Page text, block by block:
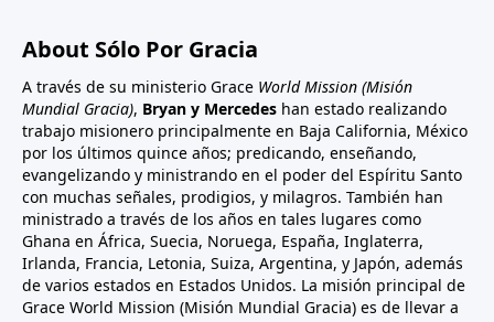
About Sólo Por Gracia
A través de su ministerio Grace World Mission (Misión
Mundial Gracia), Bryan y Mercedes han estado realizando
trabajo misionero principalmente en Baja California, México
por los últimos quince años; predicando, enseñando,
evangelizando y ministrando en el poder del Espíritu Santo
con muchas señales, prodigios, y milagros. También han
ministrado a través de los años en tales lugares como
Ghana en África, Suecia, Noruega, España, Inglaterra,
Irlanda, Francia, Letonia, Suiza, Argentina, y Japón, además
de varios estados en Estados Unidos. La misión principal de
Grace World Mission (Misión Mundial Gracia) es de llevar a